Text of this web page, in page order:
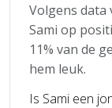
Volgens data
Sami op
11% van de
hem leuk.
Is Sami een